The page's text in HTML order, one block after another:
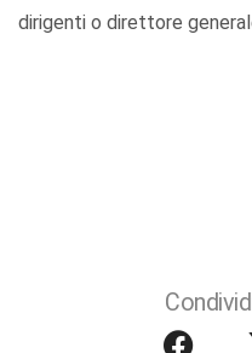
dirigenti o direttore